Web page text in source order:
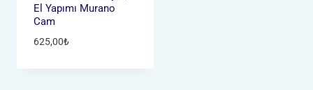
El Yapımı Murano
Cam
625,00₺